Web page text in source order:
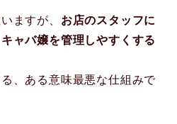
ますが、 お店のスタッフに
ャバ嬢を管理しやすくする
、ある意味最悪な仕組みで